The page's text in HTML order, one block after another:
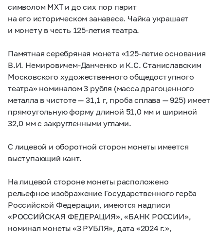
символом МХТ и до сих пор парит
на его историческом занавесе. Чайка украшает
и монету в честь 125-летия театра.
Памятная серебряная монета «125-летиеоснования
В.И. Немировичем-Данченко и К.С. Станиславским
Московского художественного общедоступного
театра» номиналом 3 рубля (масса драгоценного
металла в чистоте — 31,1 г, проба сплава — 925) имеет
прямоугольную форму длиной 51,0 мм и шириной
32,0 мм с закругленными углами.
С лицевой и оборотной сторон монеты имеется
выступающий кант.
На лицевой стороне монеты расположено
рельефное изображение Государственного герба
Российской Федерации, имеются надписи
«РОССИЙСКАЯ ФЕДЕРАЦИЯ», «БАНК РОССИИ»,
номинал монеты «3 РУБЛЯ», дата «2024 г.»,